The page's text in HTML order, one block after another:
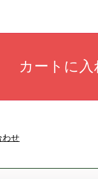
カートに入
わせ